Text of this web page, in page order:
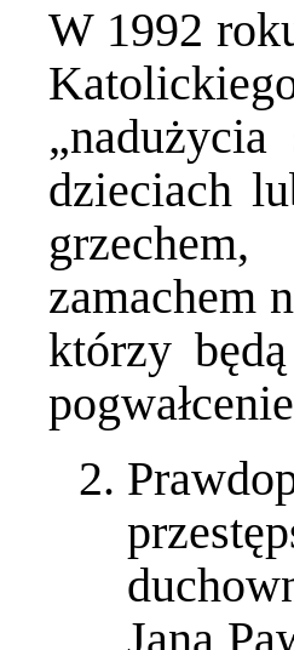
W 1992
„nadużycia
dzieciach
zamachem
którzy
Jana